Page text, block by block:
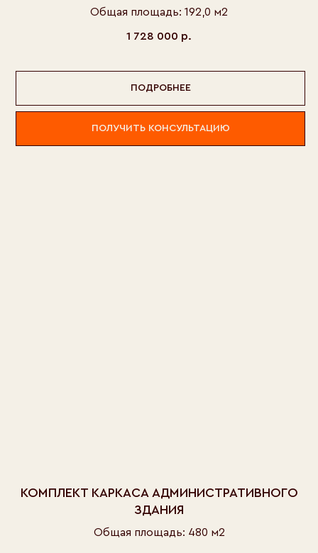
Общая площадь: 192,0 м2
1 728 000 р.
ПОДРОБНЕЕ
ПОЛУЧИТЬ КОНСУЛЬТАЦИЮ
КОМПЛЕКТ КАРКАСА АДМИНИСТРАТИВНОГО
ЗДАНИЯ
Общая площадь: 480 м2